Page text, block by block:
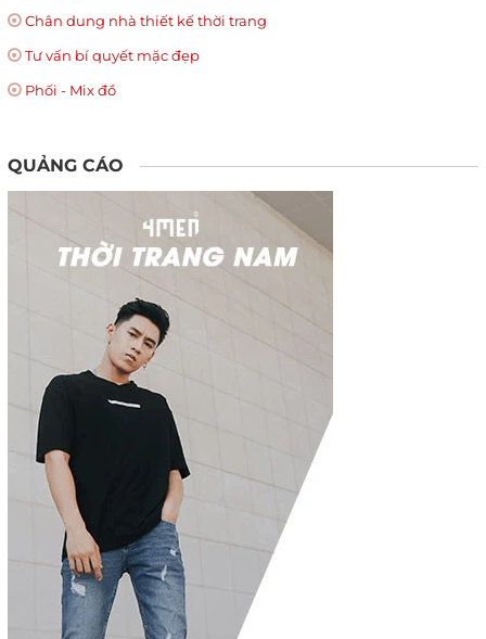
Chân dung nhà thiết kế thời trang
Tư vấn bí quyết mặc đẹp
Phối - Mix đồ
QUẢNG CÁO